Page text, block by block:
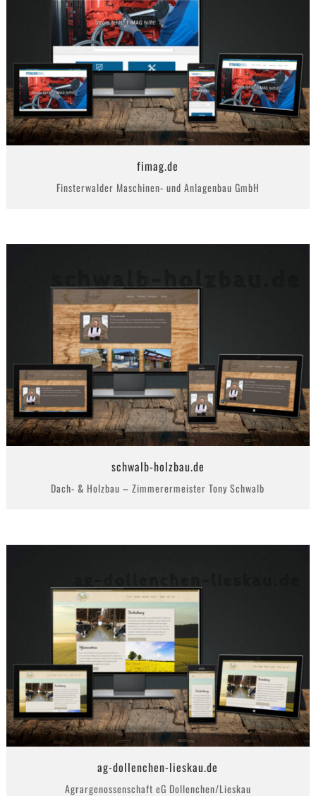
fimag.de
Finsterwalder Maschinen- und Anlagenbau GmbH
schwalb-holzbau.de
Dach- & Holzbau – Zimmerermeister Tony Schwalb
ag-dollenchen-lieskau.de
Agrargenossenschaft eG Dollenchen/Lieskau